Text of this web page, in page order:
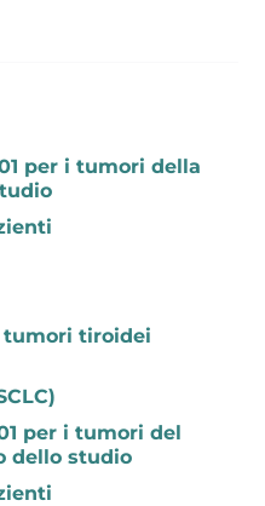
per i tumori della
tumori tiroidei
per i tumori del
dello studio